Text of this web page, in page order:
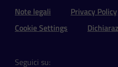
Sezione
Note legali Privacy Policy
Cookie Settings
Seguici su: